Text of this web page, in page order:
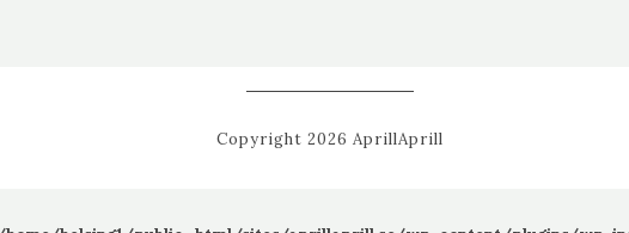
Copyright 2026 AprillAprill